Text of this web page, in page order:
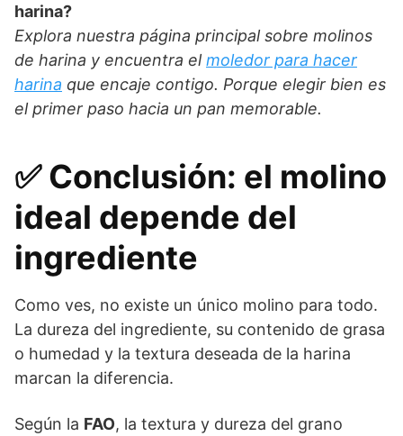
harina?
Explora nuestra página principal sobre molinos
de harina y encuentra elmoledor para hacer
harina que encaje contigo. Porque elegir bien es
el primer paso hacia un pan memorable.
✅ Conclusión: el molino
ideal depende del
ingrediente
Como ves, no existe un único molino para todo.
La dureza del ingrediente, su contenido de grasa
o humedad y la textura deseada de la harina
marcan la diferencia.
Según la FAO, la textura y dureza del grano